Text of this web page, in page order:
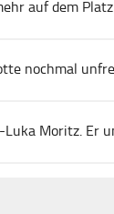
auf dem
nochmal
Luka Moritz. Er